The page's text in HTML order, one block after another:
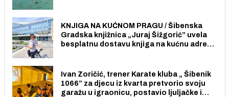
KNJIGA NA KUĆNOM PRAGU / Šibenska
Gradska knjižnica „Juraj Šižgorić” uvela
besplatnu dostavu knjiga na kućnu adresu
Ivan Zoričić, trener Karate kluba „ Šibenik
1066” za djecu iz kvarta pretvorio svoju
garažu u igraonicu, postavio ljuljačke i